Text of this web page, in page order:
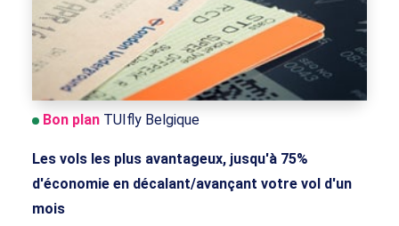
Bon plan TUIfly Belgique
Les vols les plus avantageux, jusqu'à 75%
d'économie en décalant/avançant votre vol d'un
mois